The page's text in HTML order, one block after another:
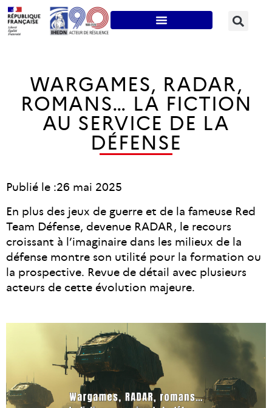
WARGAMES, RADAR,
ROMANS… LA FICTION
AU SERVICE DE LA
DÉFENSE
Publié le :26 mai 2025
En plus des jeux de guerre et de la fameuse Red
Team Défense, devenue RADAR, le recours
croissant à l’imaginaire dans les milieux de la
défense montre son utilité pour la formation ou
la prospective. Revue de détail avec plusieurs
acteurs de cette évolution majeure.